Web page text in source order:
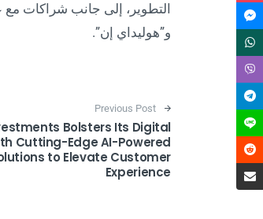
التطوير، إلى جانب شراكات مع
و”هوليداي إن”.
Post navigation
Previous Post
Bolsters Its Digital
Cutting-Edge AI-Powered
to Elevate Customer
Experience